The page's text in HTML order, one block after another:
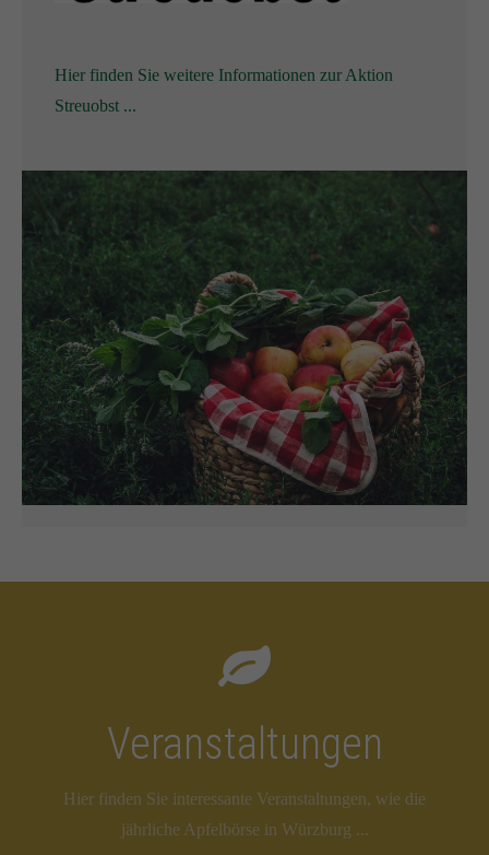
Hier finden Sie weitere Informationen zur Aktion
Streuobst ...
Veranstaltungen
Hier finden Sie interessante Veranstaltungen, wie die
jährliche Apfelbörse in Würzburg ...